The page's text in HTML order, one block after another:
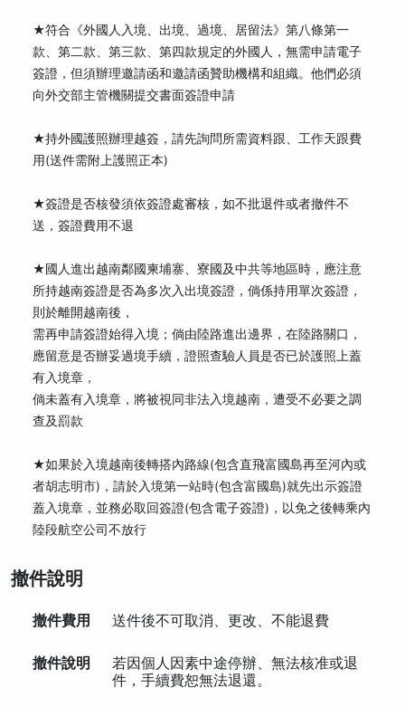
★符合《外國人入境、出境、過境、居留法》第八條第一
款、第二款、第三款、第四款規定的外國人，無需申請電子
簽證，但須辦理邀請函和邀請函贊助機構和組織。他們必須
向外交部主管機關提交書面簽證申請
★持外國護照辦理越簽，請先詢問所需資料跟、工作天跟費
用(送件需附上護照正本)
★簽證是否核發須依簽證處審核，如不批退件或者撤件不
送，簽證費用不退
★國人進出越南鄰國柬埔寨、寮國及中共等地區時，應注意
所持越南簽證是否為多次入出境簽證，倘係持用單次簽證，
則於離開越南後，
需再申請簽證始得入境；倘由陸路進出邊界，在陸路關口，
應留意是否辦妥過境手續，證照查驗人員是否已於護照上蓋
有入境章，
倘未蓋有入境章，將被視同非法入境越南，遭受不必要之調
查及罰款
★如果於入境越南後轉搭內路線(包含直飛富國島再至河內或
者胡志明市)，請於入境第一站時(包含富國島)就先出示簽證
蓋入境章，並務必取回簽證(包含電子簽證)，以免之後轉乘內
陸段航空公司不放行
撤件說明
撤件費用 送件後不可取消、更改、不能退費
撤件說明
若因個人因素中途停辦、無法核准或退
件，手續費恕無法退還。